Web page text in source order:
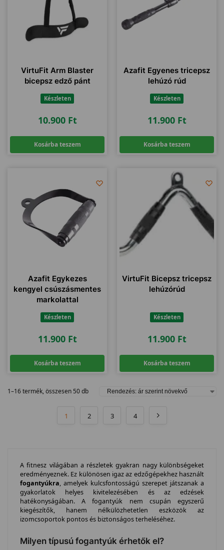
VirtuFit Arm Blaster
bicepsz edző pánt
Készleten
10.900 Ft
Kosárba teszem
Azafit Egyenes tricepsz
lehúzó rúd
Készleten
11.900 Ft
Kosárba teszem
Azafit Egykezes
kengyel csúszásmentes
markolattal
Készleten
11.900 Ft
Kosárba teszem
VirtuFit Bicepsz tricepsz
lehúzórúd
Készleten
11.900 Ft
Kosárba teszem
1–16 termék, összesen 50 db
1 2 3 4
A fitnesz világában a részletek gyakran nagy különbségeket
eredményeznek. Ez különösen igaz az edzőgépekhez használt
fogantyúkra, amelyek kulcsfontosságú szerepet játszanak a
gyakorlatok helyes kivitelezésében és az edzések
hatékonyságában. A fogantyúk nem csupán egyszerű
kiegészítők, hanem nélkülözhetetlen eszközök az
izomcsoportok pontos és biztonságos terheléséhez.
Milyen típusú fogantyúk érhetők el?